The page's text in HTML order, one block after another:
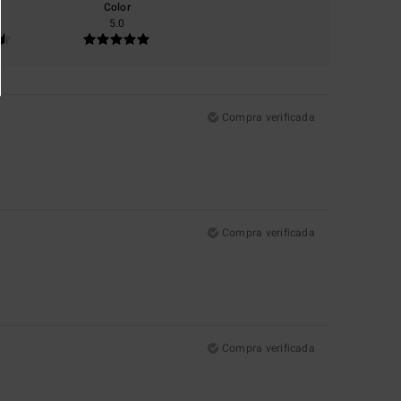
Color
5.0
Compra verificada
Compra verificada
Compra verificada